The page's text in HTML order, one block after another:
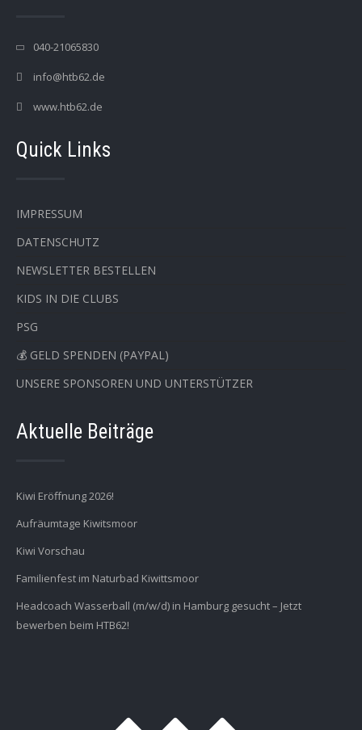
040-21065830
info@htb62.de
www.htb62.de
Quick Links
IMPRESSUM
DATENSCHUTZ
NEWSLETTER BESTELLEN
KIDS IN DIE CLUBS
PSG
💰 GELD SPENDEN (PAYPAL)
UNSERE SPONSOREN UND UNTERSTÜTZER
Aktuelle Beiträge
Kiwi Eröffnung 2026!
Aufräumtage Kiwitsmoor
Kiwi Vorschau
Familienfest im Naturbad Kiwittsmoor
Headcoach Wasserball (m/w/d) in Hamburg gesucht – Jetzt
bewerben beim HTB62!